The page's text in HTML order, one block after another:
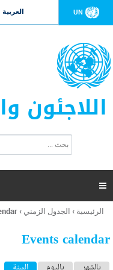
UN العربية
اللاجئون
ت
ر
ل
ح
ب

أنت
هنا
الرئيسية › الجدول الزمني ›
Events calendar